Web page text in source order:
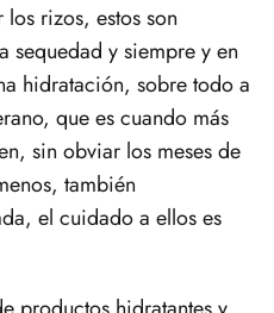
rizos, estos son
sequedad y siempre y en
hidratación, sobre todo a
que es cuando más
sin obviar los meses de
también
el cuidado a ellos es